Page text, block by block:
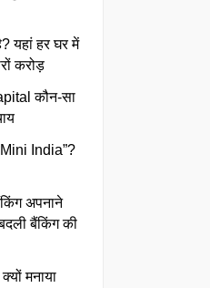
यहां हर घर में
करोड़
कौन-सा
India”?
अपनाने
बैंकिंग की
मनाया